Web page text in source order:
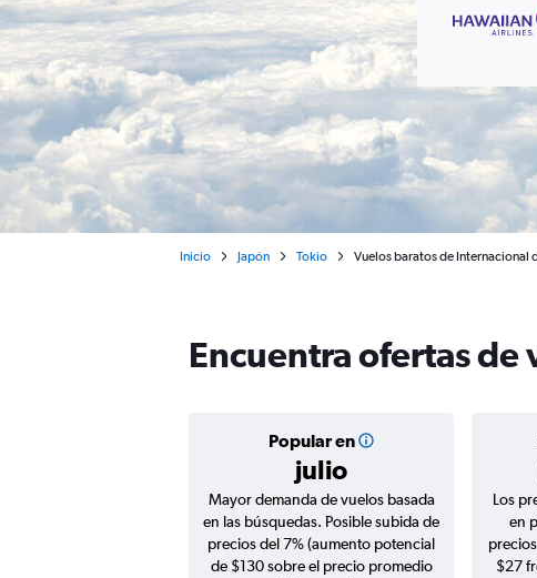
Inicio Japón Tokio Vuelos baratos de Internacional
Encuentra ofertas
Popular en
julio
Mayor demanda de vuelos basada
en las búsquedas. Posible subida de
precios del 7% (aumento potencial
de $130 sobre el precio promedio
Los
en
$27